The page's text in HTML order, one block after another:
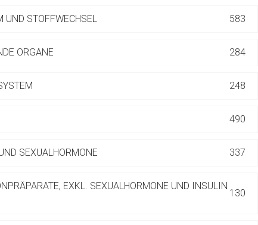
UND STOFFWECHSEL 583
ORGANE 284
248
490
SEXUALHORMONE 337
EXKL. SEXUALHORMONE UND INSULIN
130
Aufruf einer externen Seite
Der von Ihnen aufgerufene Link öffnet eine